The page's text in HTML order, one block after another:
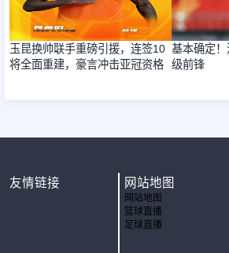
玉昆换帅联手重磅引援，连签10
将全面重建，豪言冲击亚冠资格
基本确定
级前锋
友情链接 网站地图
网站地图
篮球直播
足球直播